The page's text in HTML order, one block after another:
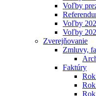
Voľby
Voľby
Voľby
Zverejňovanie
Zmluvy,
Faktúry